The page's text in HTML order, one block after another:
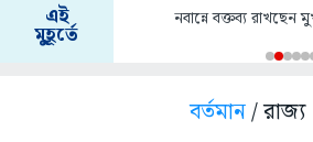
এই
মুহূর্তে
নবান্নে বক্তব্য রাখছেন
বর্তমান/ রাজ্য